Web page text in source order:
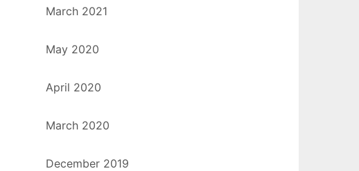
March 2021
May 2020
April 2020
March 2020
December 2019